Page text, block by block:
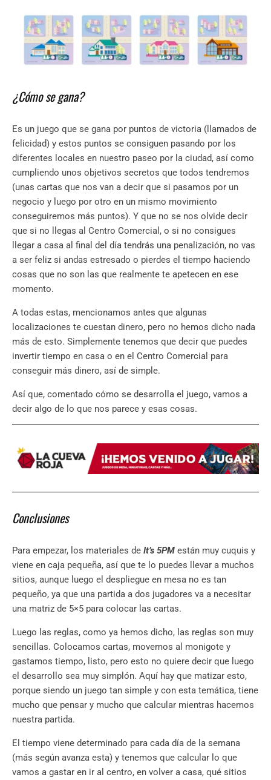
¿Cómo se gana?
Es un juego que se gana por puntos de victoria (llamados de
felicidad) y estos puntos se consiguen pasando por los
diferentes locales en nuestro paseo por la ciudad, así como
cumpliendo unos objetivos secretos que todos tendremos
(unas cartas que nos van a decir que si pasamos por un
negocio y luego por otro en un mismo movimiento
conseguiremos más puntos). Y que no se nos olvide decir
que si no llegas al Centro Comercial, o si no consigues
llegar a casa al final del día tendrás una penalización, no vas
a ser feliz si andas estresado o pierdes el tiempo haciendo
cosas que no son las que realmente te apetecen en ese
momento.
A todas estas, mencionamos antes que algunas
localizaciones te cuestan dinero, pero no hemos dicho nada
más de esto. Simplemente tenemos que decir que puedes
invertir tiempo en casa o en el Centro Comercial para
conseguir más dinero, así de simple.
Así que, comentado cómo se desarrolla el juego, vamos a
decir algo de lo que nos parece y esas cosas.
Conclusiones
Para empezar, los materiales de It’s 5PM están muy cuquis y
viene en caja pequeña, así que te lo puedes llevar a muchos
sitios, aunque luego el despliegue en mesa no es tan
pequeño, ya que una partida a dos jugadores va a necesitar
una matriz de 5×5 para colocar las cartas.
Luego las reglas, como ya hemos dicho, las reglas son muy
sencillas. Colocamos cartas, movemos al monigote y
gastamos tiempo, listo, pero esto no quiere decir que luego
el desarrollo sea muy simplón. Aquí hay que matizar esto,
porque siendo un juego tan simple y con esta temática, tiene
mucho que pensar y mucho que calcular mientras hacemos
nuestra partida.
El tiempo viene determinado para cada día de la semana
(más según avanza esta) y tenemos que calcular lo que
vamos a gastar en ir al centro, en volver a casa, qué sitios